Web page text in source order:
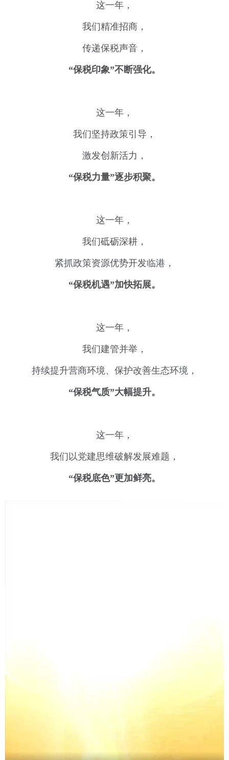
这一年，
我们精准招商，
传递保税声音，
“保税印象”不断强化。
这一年，
我们坚持政策引导，
激发创新活力，
“保税力量”逐步积聚。
这一年，
我们砥砺深耕，
紧抓政策资源优势开发临港，
“保税机遇”加快拓展。
这一年，
我们建管并举，
持续提升营商环境、保护改善生态环境，
“保税气质”大幅提升。
这一年，
我们以党建思维破解发展难题，
“保税底色”更加鲜亮。